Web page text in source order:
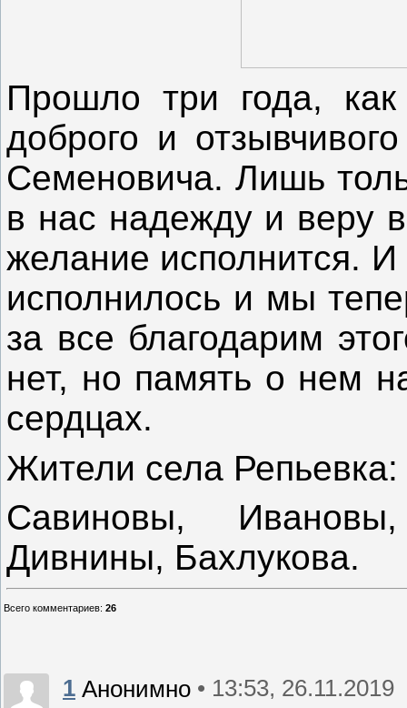
Прошло три года,
доброго и
Семеновича. Лишь
в нас надежду и веру
желание исполнится.
исполнилось и мы
за все благодарим
нет, но память о нем
сердцах.
Жители села Репьевка:
Савиновы,
Дивнины, Бахлукова.
Всего комментариев: 26
1 Анонимно • 13:53, 26.11.2019